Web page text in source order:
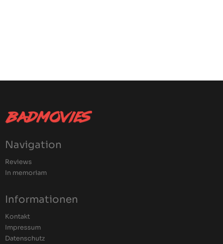
Navigation
Reviews
In memoriam
Informationen
Kontakt
Impressum
Datenschutz